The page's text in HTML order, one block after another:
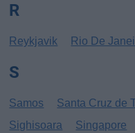
R
Reykjavik Rio De
S
Samos Santa Cruz de
Sighisoara
Singapore